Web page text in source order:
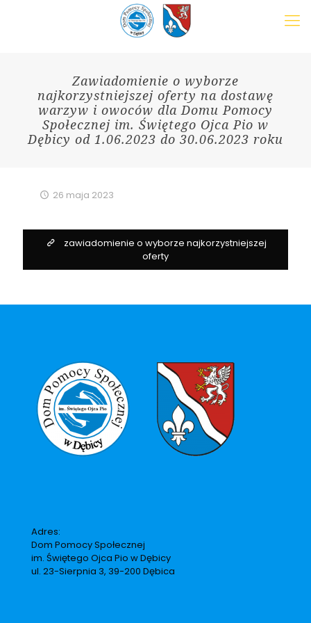
Zawiadomienie o wyborze
najkorzystniejszej oferty na dostawę
warzyw i owoców dla Domu Pomocy
Społecznej im. Świętego Ojca Pio w
Dębicy od 1.06.2023 do 30.06.2023 roku
26 maja 2023
zawiadomienie o wyborze najkorzystniejszej
oferty
Adres:
Dom Pomocy Społecznej
im. Świętego Ojca Pio w Dębicy
ul. 23-Sierpnia 3, 39-200 Dębica